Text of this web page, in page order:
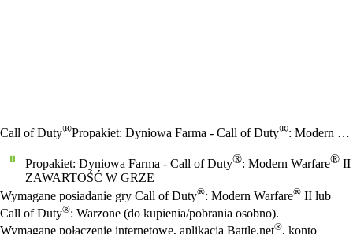
Call of Duty®Propakiet: Dyniowa Farma - Call of Duty®: Modern Warfare
Propakiet: Dyniowa Farma - Call of Duty®: Modern Warfare® II
ZAWARTOŚĆ W GRZE
Cena
Available actions
Wymagane posiadanie gry Call of Duty®: Modern Warfare® II lub
Call of Duty®: Warzone (do kupienia/pobrania osobno).
Wymagane połączenie internetowe, aplikacja Battle.net®, konto